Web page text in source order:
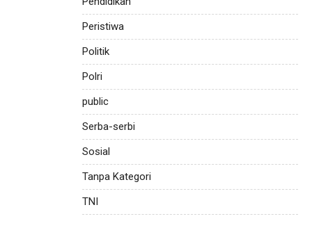
Peristiwa
Politik
Polri
public
Serba-serbi
Sosial
Tanpa Kategori
TNI